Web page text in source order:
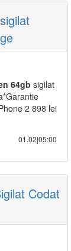
64gb sigilat
2 898 lei
01.02|05:00
Codat